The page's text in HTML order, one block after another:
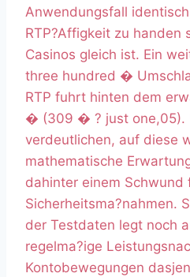
Anwendungsfall
RTP?Affigkeit zu handen
Casinos gleich ist. Ein
three hundred �
RTP fuhrt hinten dem
� (309 � ? just one,05).
verdeutlichen, auf diese
mathematische
dahinter einem Schwund
Sicherheitsma?nahmen.
der Testdaten legt noch
regelma?ige
Kontobewegungen